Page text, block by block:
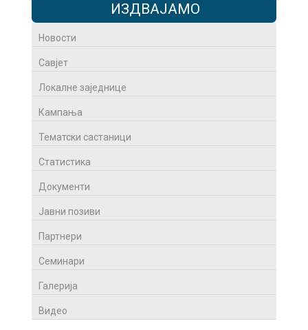
ИЗДВАЈАМО
Новости
Савјет
Локалне заједнице
Кампања
Тематски састаници
Статистика
Документи
Јавни позиви
Партнери
Семинари
Галерија
Видео